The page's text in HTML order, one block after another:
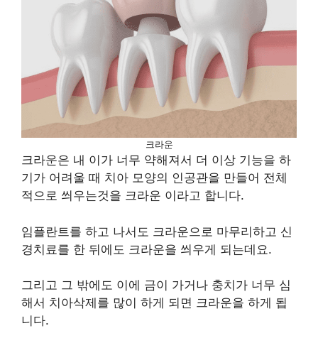
크라운
크라운은 내 이가 너무 약해져서 더 이상 기능을 하
기가 어려울 때 치아 모양의 인공관을 만들어 전체
적으로 씌우는것을 크라운 이라고 합니다.
임플란트를 하고 나서도 크라운으로 마무리하고 신
경치료를 한 뒤에도 크라운을 씌우게 되는데요.
그리고 그 밖에도 이에 금이 가거나 충치가 너무 심
해서 치아삭제를 많이 하게 되면 크라운을 하게 됩
니다.